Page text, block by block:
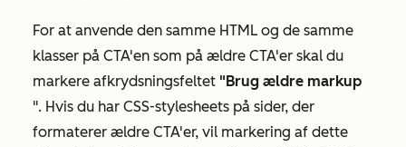
For at anvende den samme HTML og de samme
klasser på CTA'en som på ældre CTA'er skal du
markere afkrydsningsfeltet "Brug ældre markup
". Hvis du har CSS-stylesheets på sider, der
formaterer ældre CTA'er, vil markering af dette